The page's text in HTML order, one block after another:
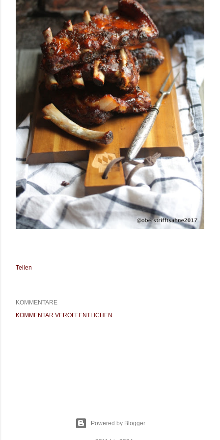
Teilen
KOMMENTARE
KOMMENTAR VERÖFFENTLICHEN
Powered by Blogger